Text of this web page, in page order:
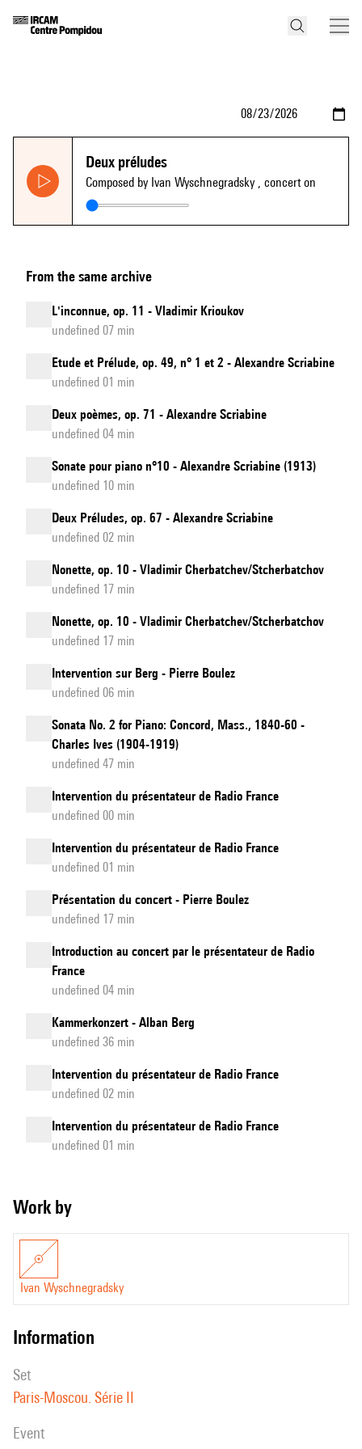
Deux préludes
Composed by Ivan Wyschnegradsky , concert on
From the same archive
L'inconnue, op. 11 - Vladimir Krioukov
undefined 07 min
Etude et Prélude, op. 49, n° 1 et 2 - Alexandre Scriabine
undefined 01 min
Deux poèmes, op. 71 - Alexandre Scriabine
undefined 04 min
Sonate pour piano n°10 - Alexandre Scriabine (1913)
undefined 10 min
Deux Préludes, op. 67 - Alexandre Scriabine
undefined 02 min
Nonette, op. 10 - Vladimir Cherbatchev/Stcherbatchov
undefined 17 min
Nonette, op. 10 - Vladimir Cherbatchev/Stcherbatchov
undefined 17 min
Intervention sur Berg - Pierre Boulez
undefined 06 min
Sonata No. 2 for Piano: Concord, Mass., 1840-60 -
Charles Ives (1904-1919)
undefined 47 min
Intervention du présentateur de Radio France
undefined 00 min
Intervention du présentateur de Radio France
undefined 01 min
Présentation du concert - Pierre Boulez
undefined 17 min
Introduction au concert par le présentateur de Radio
France
undefined 04 min
Kammerkonzert - Alban Berg
undefined 36 min
Intervention du présentateur de Radio France
undefined 02 min
Intervention du présentateur de Radio France
undefined 01 min
Work by
Ivan Wyschnegradsky
information
set
Paris-Moscou. Série II
event